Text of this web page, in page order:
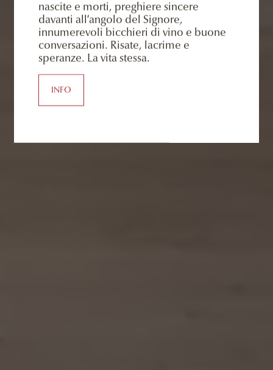
nascite e morti, preghiere sincere
davanti all’angolo del Signore,
innumerevoli bicchieri di vino e buone
conversazioni. Risate, lacrime e
speranze. La vita stessa.
INFO